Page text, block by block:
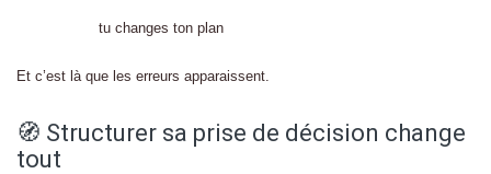
tu changes ton plan
Et c’est là que les erreurs apparaissent.
🧭 Structurer sa prise de décision change
tout